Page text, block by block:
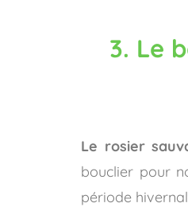
3. Le
Le rosier
bouclier pour
période